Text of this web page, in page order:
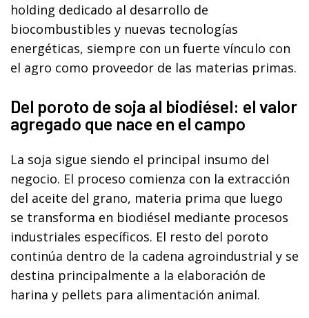
holding dedicado al desarrollo de
biocombustibles y nuevas tecnologías
energéticas, siempre con un fuerte vínculo con
el agro como proveedor de las materias primas.
Del poroto de soja al biodiésel: el valor
agregado que nace en el campo
La soja sigue siendo el principal insumo del
negocio. El proceso comienza con la extracción
del aceite del grano, materia prima que luego
se transforma en biodiésel mediante procesos
industriales específicos. El resto del poroto
continúa dentro de la cadena agroindustrial y se
destina principalmente a la elaboración de
harina y pellets para alimentación animal.